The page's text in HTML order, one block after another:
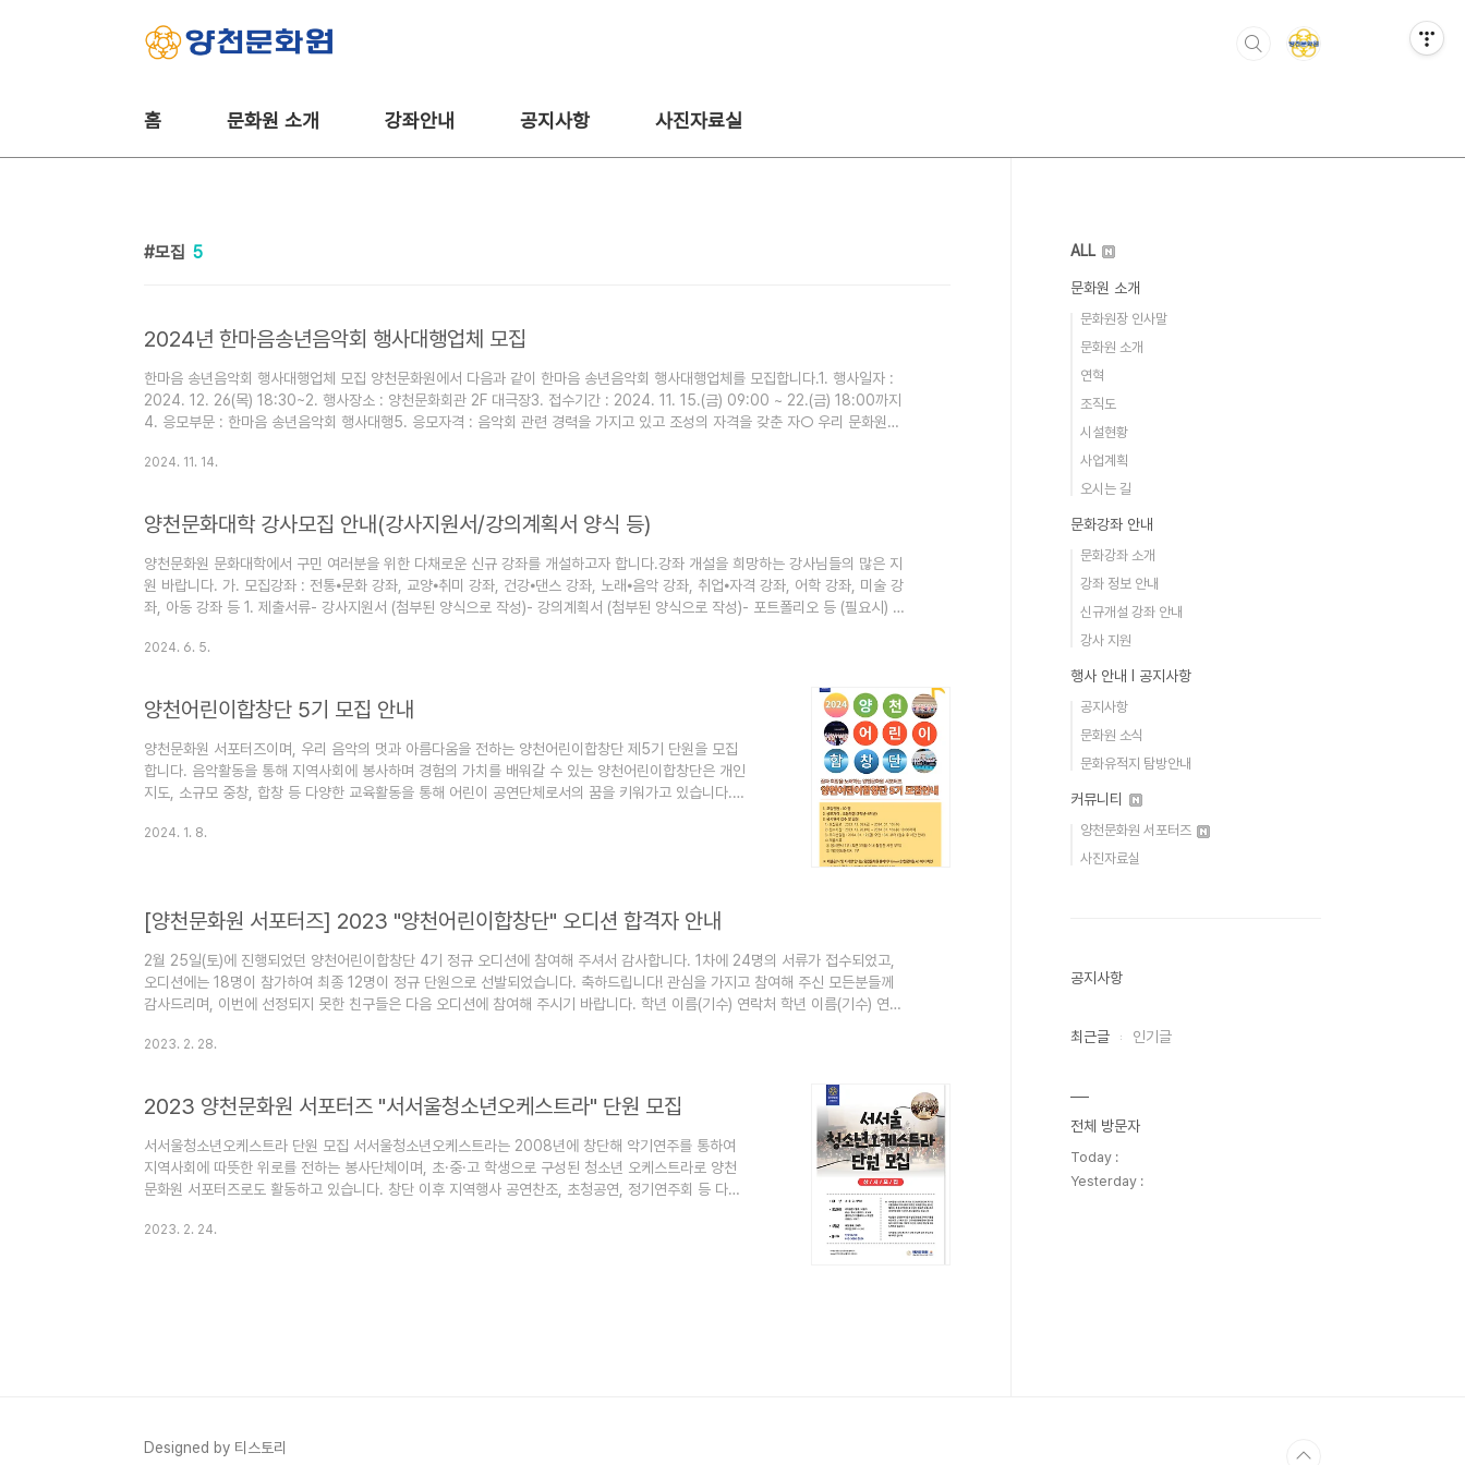
홈 문화원 소개 강좌안내 공지사항 사진자료실
모집 5
2024년 한마음송년음악회 행사대행업체 모집
한마음 송년음악회 행사대행업체 모집 양천문화원에서 다음과 같이 한마음 송년음악회 행사대행업체를 모집합니다.1. 행사일자 :
2024. 12. 26(목) 18:30~2. 행사장소 : 양천문화회관 2F 대극장3. 접수기간 : 2024. 11. 15.(금) 09:00 ~ 22.(금) 18:00까지
4. 응모부문 : 한마음 송년음악회 행사대행5. 응모자격 : 음악회 관련 경력을 가지고 있고 조성의 자격을 갖춘 자○ 우리 문화원이
련 비품 및 관련 장비를 일정에 차질 없이 공급 가능한 사업자6. 행사금액 : ￦ 29,000,000원(부가세 포함) ○ 출연자⦁LED 무대⦁
2024. 11. 14.
양천문화대학 강사모집 안내(강사지원서/강의계획서 양식 등)
양천문화원 문화대학에서 구민 여러분을 위한 다채로운 신규 강좌를 개설하고자 합니다.강좌 개설을 희망하는 강사님들의 많은 지
원 바랍니다. 가. 모집강좌 : 전통⦁문화 강좌, 교양⦁취미 강좌, 건강⦁댄스 강좌, 노래⦁음악 강좌, 취업⦁자격 강좌, 어학 강좌, 미술 강
좌, 아동 강좌 등 1. 제출서류- 강사지원서 (첨부된 양식으로 작성)- 강의계획서 (첨부된 양식으로 작성)- 포트폴리오 등 (필요시) 2.
시기 등을 결정합니다. 문의: 02-2651-5300 양천문화원 사무국
2024. 6. 5.
양천어린이합창단 5기 모집 안내
양천문화원 서포터즈이며, 우리 음악의 멋과 아름다움을 전하는 양천어린이합창단 제5기 단원을 모집
합니다. 음악활동을 통해 지역사회에 봉사하며 경험의 가치를 배워갈 수 있는 양천어린이합창단은 개인
지도, 소규모 중창, 합창 등 다양한 교육활동을 통해 어린이 공연단체로서의 꿈을 키워가고 있습니다.
2. 응모자격 : 초등학생 (1학년~6학년) * 연주활동은 중1학년 까지 3. 응시원서 접수 및 일정 1) 모집공
2024. 1. 8.
[양천문화원 서포터즈] 2023 "양천어린이합창단" 오디션 합격자 안내
2월 25일(토)에 진행되었던 양천어린이합창단 4기 정규 오디션에 참여해 주셔서 감사합니다. 1차에 24명의 서류가 접수되었고,
오디션에는 18명이 참가하여 최종 12명이 정규 단원으로 선발되었습니다. 축하드립니다! 관심을 가지고 참여해 주신 모든분들께
감사드리며, 이번에 선정되지 못한 친구들은 다음 오디션에 참여해 주시기 바랍니다. 학년 이름(기수) 연락처 학년 이름(기수) 연락
함O연 010-OOOO-0526 3 최O서 010-OOOO-6599 5 권O현 010-OOOO-7555 4 장O연 010-OOOO-7436 4 이O
2023. 2. 28.
2023 양천문화원 서포터즈 "서서울청소년오케스트라" 단원 모집
서서울청소년오케스트라 단원 모집 서서울청소년오케스트라는 2008년에 창단해 악기연주를 통하여
지역사회에 따뜻한 위로를 전하는 봉사단체이며, 초·중·고 학생으로 구성된 청소년 오케스트라로 양천
문화원 서포터즈로도 활동하고 있습니다. 창단 이후 지역행사 공연찬조, 초청공연, 정기연주회 등 다양
3. 응시원서 접수 및 일정 1) 모집공고 : 2023. 02. 24.(금) ~ 2) 접수기간 : 상시모집 3) 제출서류 : 응
2023. 2. 24.
ALL
문화원 소개
문화원장 인사말
문화원 소개
연혁
조직도
시설현황
사업계획
오시는 길
문화강좌 안내
문화강좌 소개
강좌 정보 안내
신규개설 강좌 안내
강사 지원
행사 안내 Ι 공지사항
공지사항
문화원 소식
문화유적지 탐방안내
커뮤니티
양천문화원 서포터즈
사진자료실
공지사항
최근글 인기글
전체 방문자
Today :
Yesterday :
Designed by 티스토리